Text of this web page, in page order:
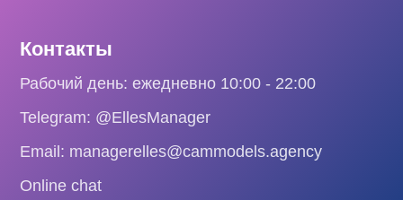
Контакты
Рабочий день: ежедневно 10:00 - 22:00
Telegram: @EllesManager
Email: managerelles@cammodels.agency
Online chat